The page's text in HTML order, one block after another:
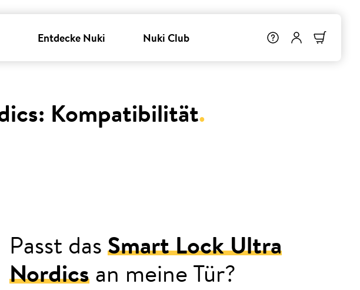
Entdecke Nuki Nuki Club
Kompatibilität.
Passt dasSmart Lock Ultra
Nordicsan meine Tür?